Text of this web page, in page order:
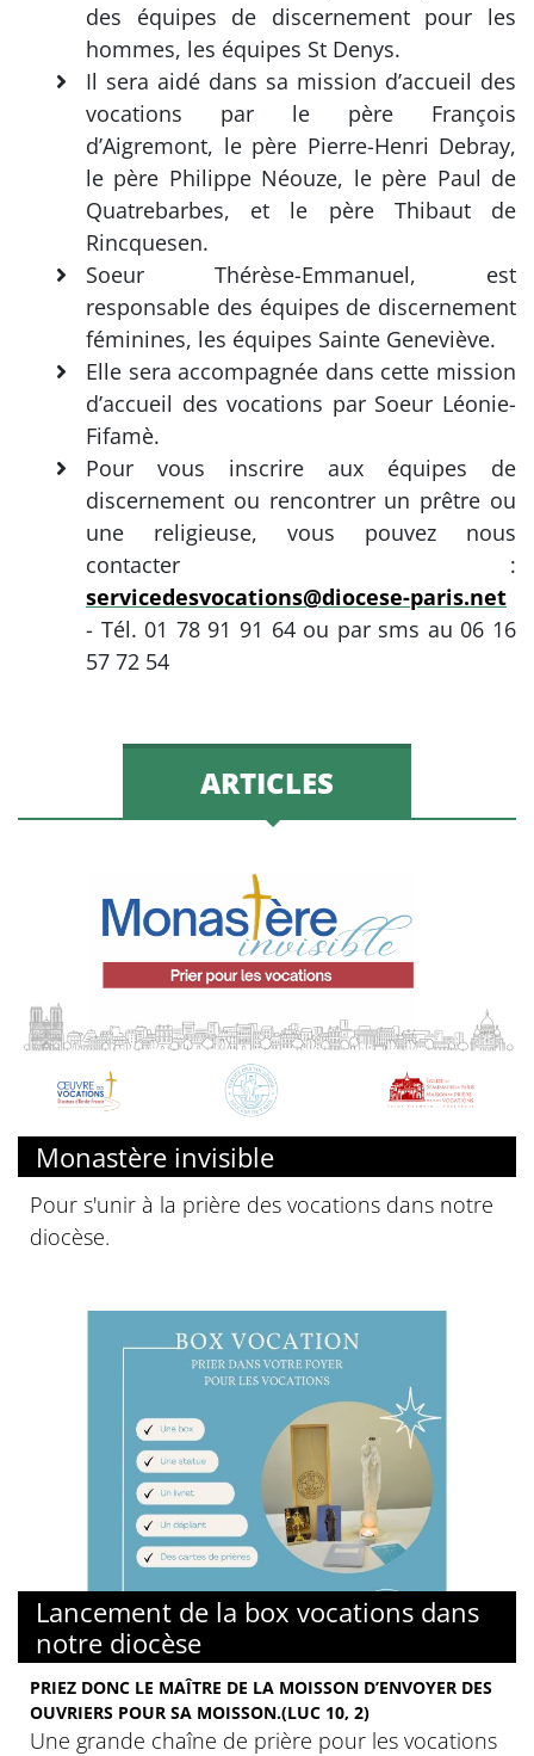
des équipes de discernement pour les
hommes, les équipes St Denys.
Il sera aidé dans sa mission d’accueil des
vocations par le père François
d’Aigremont, le père Pierre-Henri Debray,
le père Philippe Néouze, le père Paul de
Quatrebarbes, et le père Thibaut de
Rincquesen.
Soeur Thérèse-Emmanuel, est
responsable des équipes de discernement
féminines, les équipes Sainte Geneviève.
Elle sera accompagnée dans cette mission
d’accueil des vocations par Soeur Léonie-
Fifamè.
Pour vous inscrire aux équipes de
discernement ou rencontrer un prêtre ou
une religieuse, vous pouvez nous
contacter :
servicedesvocations@diocese-paris.net
- Tél. 01 78 91 91 64 ou par sms au 06 16
57 72 54
ARTICLES
Monastère invisible
Pour s'unir à la prière des vocations dans notre
diocèse.
Lancement de la box vocations dans
notre diocèse
PRIEZ DONC LE MAÎTRE DE LA MOISSON D’ENVOYER DES
OUVRIERS POUR SA MOISSON.(LUC 10, 2)
Une grande chaîne de prière pour les vocations